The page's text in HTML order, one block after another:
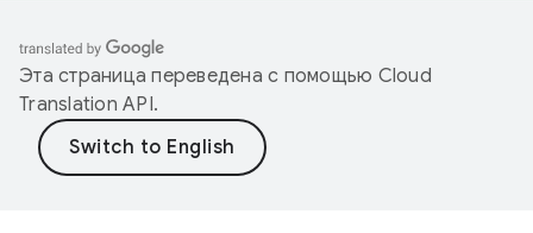
Эта страница переведена с помощью Cloud
Translation API.